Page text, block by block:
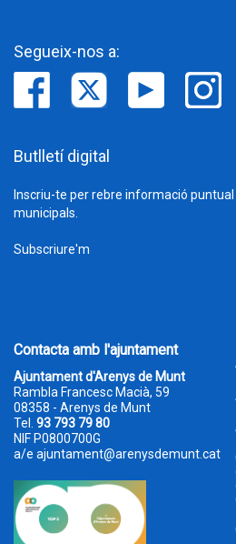
Segueix-nos a:
Butlletí digital
Inscriu-te per rebre informació
municipals.
Subscriure'm
Contacta amb l'ajuntament
Ajuntament d'Arenys de Munt
Rambla Francesc Macià, 59
08358 - Arenys de Munt
Tel. 93 793 79 80
NIF P0800700G
a/e ajuntament@arenysdemunt.cat